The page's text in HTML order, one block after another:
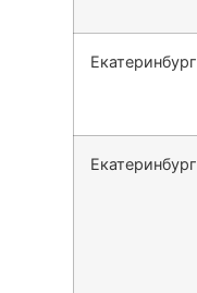
Екатеринбург
Екатеринбург